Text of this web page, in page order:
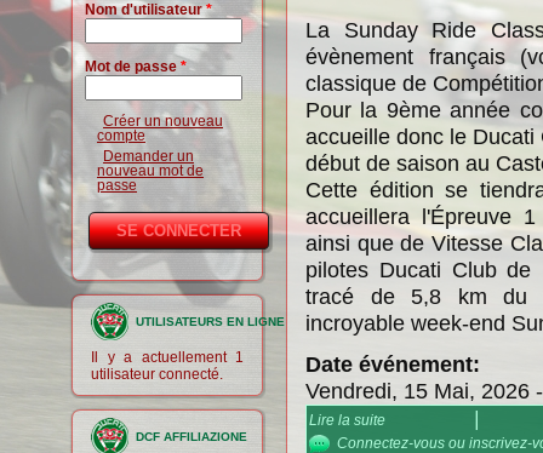
Nom d'utilisateur*
Mot de passe *
Créer un nouveau
compte
Demander un
nouveau mot de
passe
UTILISATEURS EN LIGNE
Il y a actuellement 1
utilisateur connecté.
DCF AFFILIAZIONE
La Sunday Ride
évènement français
classique de
Pour la 9ème année
accueille donc le
début de saison au
Cette édition se
accueillera l'Épreuve
ainsi que de Vitesse
pilotes Ducati Club
tracé de 5,8 km du
incroyable week-end
Date événement:
Vendredi, 15 Mai, 2026
Lire la suite
Classic)
Connectez-vous ou inscrivez-